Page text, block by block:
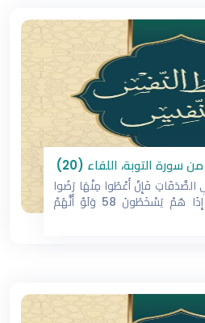
فَإِنْ أُعْطُوا مِنْهَا رَضُوا
وَإِنْ لَمْ يُعْطَوْا مِنْهَا إِذَا هُمْ يَسْخَطُونَ 58 وَلَوْ أَنَّهُمْ